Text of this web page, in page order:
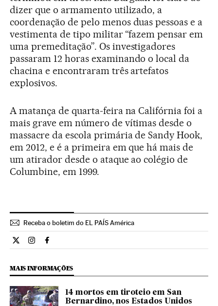
dizer que o armamento utilizado, a
coordenação de pelo menos duas pessoas e a
vestimenta de tipo militar “fazem pensar em
uma premeditação”. Os investigadores
passaram 12 horas examinando o local da
chacina e encontraram três artefatos
explosivos.
A matança de quarta-feira na Califórnia foi a
mais grave em número de vítimas desde o
massacre da escola primária de Sandy Hook,
em 2012, e é a primeira em que há mais de
um atirador desde o ataque ao colégio de
Columbine, em 1999.
Receba o boletim do EL PAÍS América
Internacional El País Brasil en Twitter
Internacional El País Brasil en Instagram
Internacional El País Brasil en Facebook
MAIS INFORMAÇÕES
14 mortos em tiroteio em San
Bernardino, nos Estados Unidos